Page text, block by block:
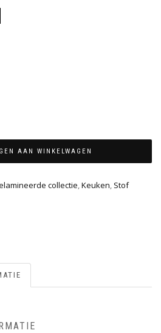
AAN WINKELWAGEN
collectie,Keuken, Stof